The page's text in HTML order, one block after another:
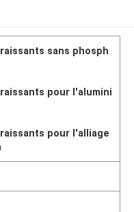
sans phosph
pour l'alumini
pour l'alliage